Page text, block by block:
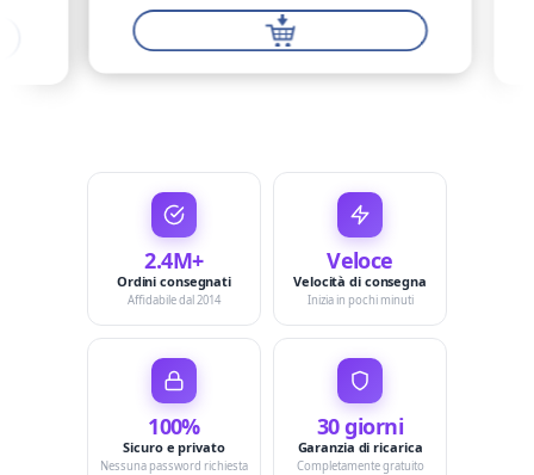
2.4M+
Ordini consegnati
Affidabile dal 2014
Veloce
Velocità di consegna
Inizia in pochi minuti
100%
Sicuro e privato
Nessuna password richiesta
30 giorni
Garanzia di ricarica
Completamente gratuito